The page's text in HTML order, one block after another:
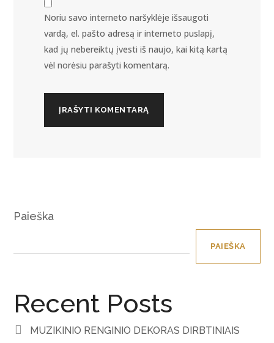
Noriu savo interneto naršyklėje išsaugoti
vardą, el. pašto adresą ir interneto puslapį,
kad jų nebereiktų įvesti iš naujo, kai kitą kartą
vėl norėsiu parašyti komentarą.
Paieška
PAIEŠKA
Recent Posts
MUZIKINIO RENGINIO DEKORAS DIRBTINIAIS